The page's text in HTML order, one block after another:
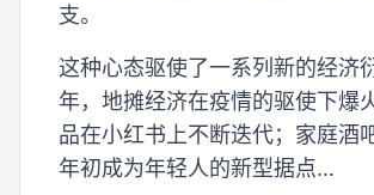
支。
这种心态驱使了一系列新的经济
年，地摊经济在疫情的驱使下爆
品在小红书上不断迭代；家庭酒
年初成为年轻人的新型据点…